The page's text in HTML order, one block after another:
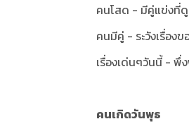
คนโสด - มีคู่แข่งที่ดู
คนมีคู่ - ระวังเรื่อง
เรื่องเด่นๆวันนี้ - พึ่
คนเกิดวันพุธ